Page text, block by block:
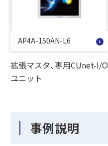
AP4A-150AN-L6
拡張マスタ、専用CUnet-I/O
ユニット
事例説明